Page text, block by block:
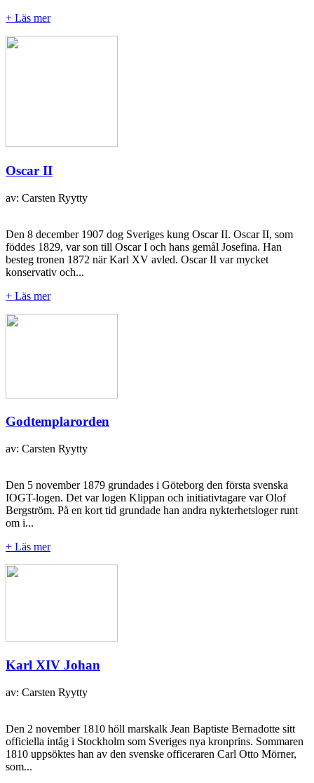
+ Läs mer
Oscar II
av: Carsten Ryytty
Den 8 december 1907 dog Sveriges kung Oscar II. Oscar II, som
föddes 1829, var son till Oscar I och hans gemål Josefina. Han
besteg tronen 1872 när Karl XV avled. Oscar II var mycket
konservativ och...
+ Läs mer
Godtemplarorden
av: Carsten Ryytty
Den 5 november 1879 grundades i Göteborg den första svenska
IOGT-logen. Det var logen Klippan och initiativtagare var Olof
Bergström. På en kort tid grundade han andra nykterhetsloger runt
om i...
+ Läs mer
Karl XIV Johan
av: Carsten Ryytty
Den 2 november 1810 höll marskalk Jean Baptiste Bernadotte sitt
officiella intåg i Stockholm som Sveriges nya kronprins. Sommaren
1810 uppsöktes han av den svenske officeraren Carl Otto Mörner,
som...